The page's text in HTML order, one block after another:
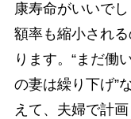
康寿命がいいで
額率も縮小され
ります。“まだ働
の妻は繰り下げ”
えて、夫婦で計画